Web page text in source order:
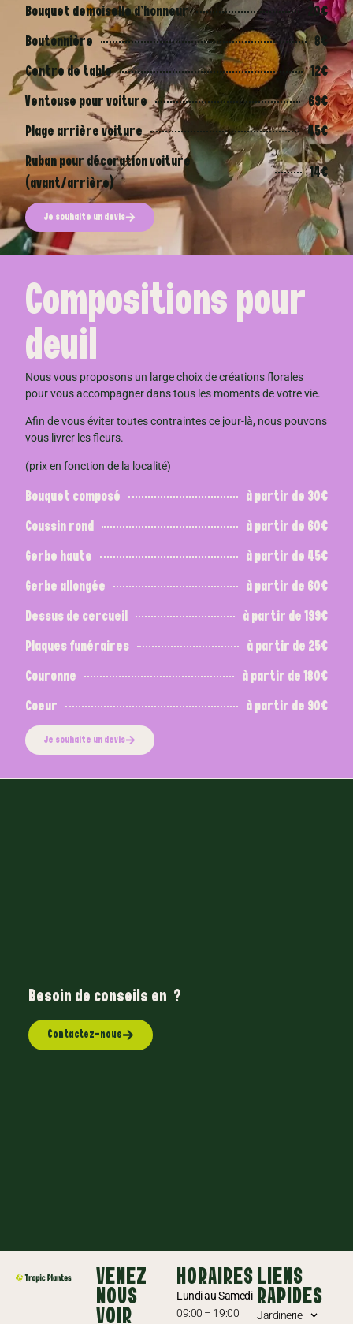
Bouquet demoiselle d’honneur 20€
Boutonnière 8€
Centre de table 12€
Ventouse pour voiture 69€
Plage arrière voiture 45€
Ruban pour décoration voiture
(avant/arrière)
14€
Je souhaite un devis
Compositions pour
deuil
Nous vous proposons un large choix de créations florales
pour vous accompagner dans tous les moments de votre vie.
Afin de vous éviter toutes contraintes ce jour-là, nous pouvons
vous livrer les fleurs.
(prix en fonction de la localité)
Bouquet composé à partir de 30€
Coussin rond à partir de 60€
Gerbe haute à partir de 45€
Gerbe allongée à partir de 60€
Dessus de cercueil à partir de 199€
Plaques funéraires à partir de 25€
Couronne à partir de 180€
Coeur à partir de 90€
Je souhaite un devis
Besoin de conseils en An
Contactez-nous
VENEZ
NOUS
VOIR
HORAIRES
Lundi au Samedi
09:00 – 19:00
LIENS
RAPIDES
Jardinerie